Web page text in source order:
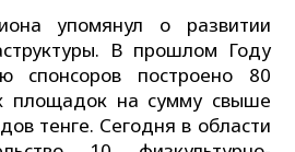
упомянул о развитии
В прошлом Году
спонсоров построено 80
площадок на сумму свыше
тенге. Сегодня в области